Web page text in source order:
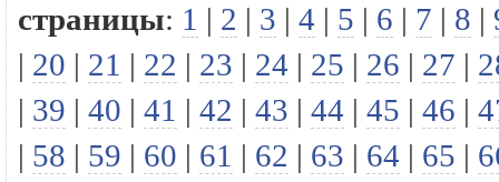
страницы: 1 | 2 | 3 | 4 | 5 | 6 | 7 | 8 |
| 20 | 21 | 22 | 23 | 24 | 25 | 26 | 27 |
| 39 | 40 | 41 | 42 | 43 | 44 | 45 | 46 |
| 58 | 59 | 60 | 61 | 62 | 63 | 64 | 65 |